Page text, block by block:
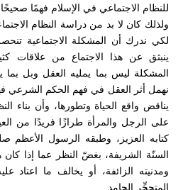
للنظام الاجتماعي في الإسلام فهمًا
ولذلك كان لا بد من دراسة النظام
لكي ندرك أن المشكلة الاجتماعية
ينبثق عن هذا الاجتماع من علاقات
المشكلة ليس بما يمليه العقل وبل
نهمل أثر العقل في فهم الحكم الشرعي
يناقض واقع الحياة وتطورها، وأن بناء
على الرجل والمرأة طرازًا فريدًا من
كتابه العزيز، وطبقه الرسول الأعظم
السنّة الشريفة، بغضّ النظر عما إذا
ومدنيته الزائفة، أو يخالف ما اعتاد
المتحجِّر الجامد.